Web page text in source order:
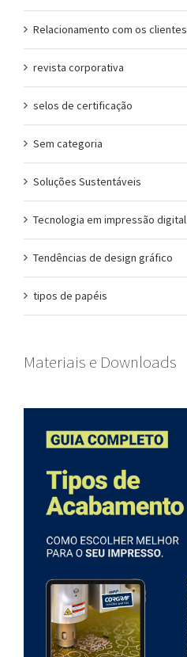
Relacionamento com os clientes
revista corporativa
selos de certificação
Sem categoria
Soluções Sustentáveis
Tecnologia em impressão digital
Tendências de design gráfico
tipos de papéis
Materiais e Downloads